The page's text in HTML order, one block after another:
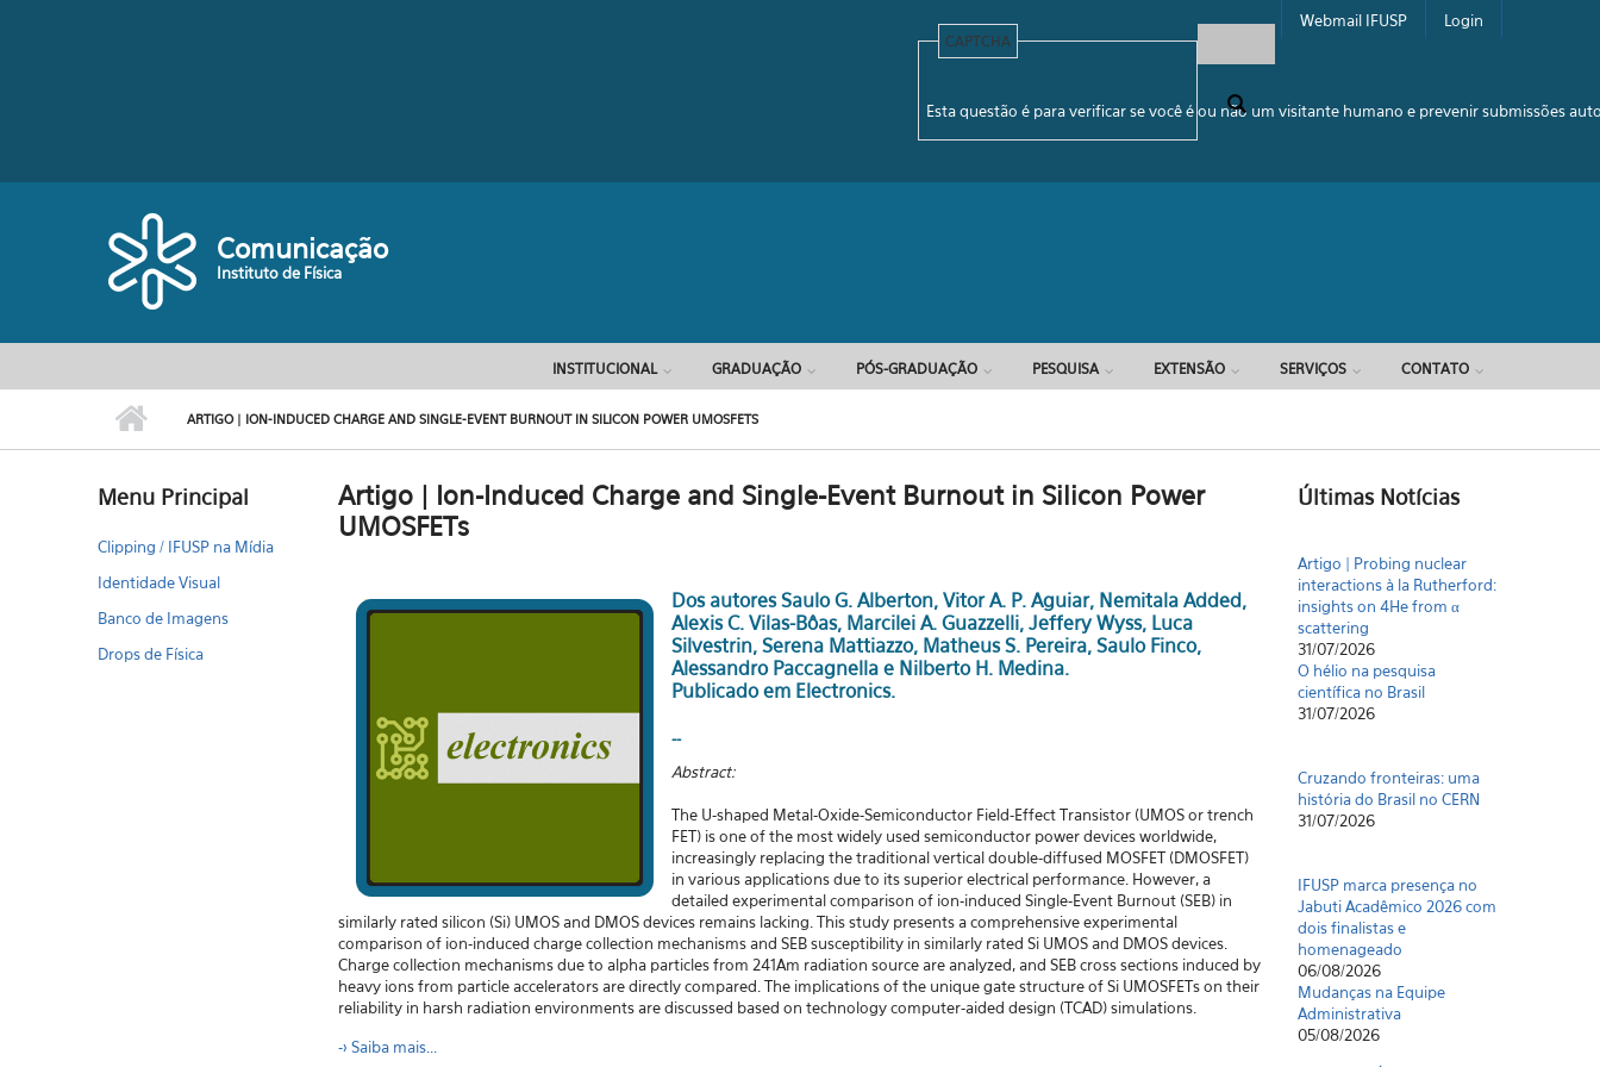
Formulário de busca
CAPTCHA
Esta questão é para verificar se você é ou não um visitante humano e prevenir submissões
Webmail IFUSP Login
Comunicação
Instituto de Física
INSTITUCIONAL GRADUAÇÃO PÓS-GRADUAÇÃO PESQUISA EXTENSÃO SERVIÇOS CONTATO
ARTIGO | ION-INDUCED CHARGE AND SINGLE-EVENT BURNOUT IN SILICON POWER UMOSFETS
Menu Principal
Clipping / IFUSP na Mídia
Identidade Visual
Banco de Imagens
Drops de Física
Artigo | Ion-Induced Charge and Single-Event Burnout in Silicon Power
UMOSFETs
Dos autores Saulo G. Alberton, Vitor A. P. Aguiar, Nemitala Added,
Alexis C. Vilas-Bôas, Marcilei A. Guazzelli, Jeffery Wyss, Luca
Silvestrin, Serena Mattiazzo, Matheus S. Pereira, Saulo Finco,
Alessandro Paccagnella e Nilberto H. Medina.
Publicado em Electronics.
--
Abstract:
The U-shaped Metal-Oxide-Semiconductor Field-Effect Transistor (UMOS or trench
FET) is one of the most widely used semiconductor power devices worldwide,
increasingly replacing the traditional vertical double-diffused MOSFET (DMOSFET)
in various applications due to its superior electrical performance. However, a
detailed experimental comparison of ion-induced Single-Event Burnout (SEB) in
similarly rated silicon (Si) UMOS and DMOS devices remains lacking. This study presents a comprehensive experimental
comparison of ion-induced charge collection mechanisms and SEB susceptibility in similarly rated Si UMOS and DMOS devices.
Charge collection mechanisms due to alpha particles from 241Am radiation source are analyzed, and SEB cross sections induced by
heavy ions from particle accelerators are directly compared. The implications of the unique gate structure of Si UMOSFETs on their
reliability in harsh radiation environments are discussed based on technology computer-aided design (TCAD) simulations.
-> Saiba mais...
Últimas Notícias
Administrativa
interactions à la Rutherford:
insights on 4He from α
scattering
31/07/2026
O hélio na pesquisa
científica no Brasil
31/07/2026
história do Brasil no CERN
31/07/2026
Jabuti Acadêmico 2026 com
dois finalistas e
homenageado
06/08/2026
Mudanças na Equipe
Administrativa
05/08/2026